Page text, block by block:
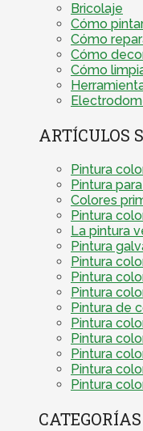
Bricolaje
Cómo
Cómo
Cómo
Cómo
ARTÍCULOS
Pintura
Pintura
Colores
Pintura
La pintura
Pintura
Pintura
Pintura
Pintura
Pintura de
Pintura
Pintura
Pintura
Pintura
Pintura